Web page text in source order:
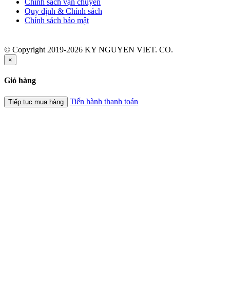
Quy định & Chính sách
Chính sách bảo mật
© Copyright 2019-2026 KY NGUYEN VIET. CO.
×
Giỏ hàng
Tiếp tục mua hàng Tiến hành thanh toán